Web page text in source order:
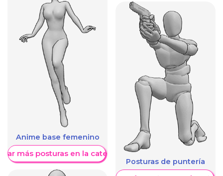
Anime base femenino
más posturas en la categoría
Posturas de puntería